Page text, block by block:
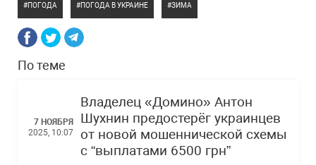
ПОГОДА ПОГОДА В УКРАИНЕ ЗИМА
По теме
7 НОЯБРЯ
2025, 10:07
Владелец «Домино» Антон
Шухнин предостерёг украинцев
от новой мошеннической схемы
с “выплатами 6500 грн”